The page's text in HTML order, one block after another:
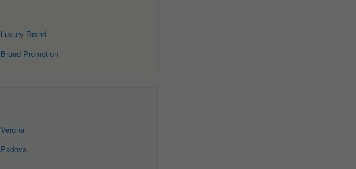
Luxury Brand
Brand Promotion
Verona
Padova